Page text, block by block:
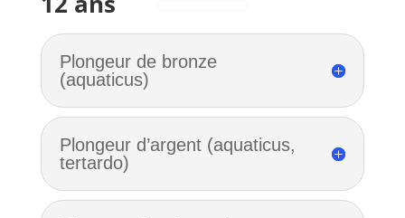
Plongeur de bronze
(aquaticus)
Plongeur d’argent (aquaticus,
tertardo)